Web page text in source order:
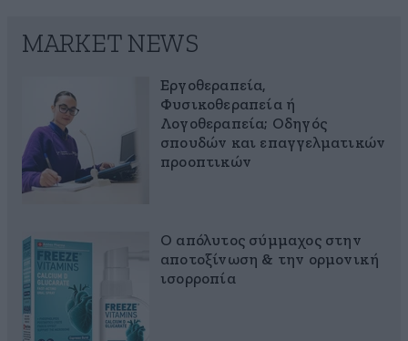
MARKET NEWS
Εργοθεραπεία,
Φυσικοθεραπεία ή
Λογοθεραπεία; Οδηγός
σπουδών και επαγγελματικών
προοπτικών
Ο απόλυτος σύμμαχος στην
αποτοξίνωση & την ορμονική
ισορροπία